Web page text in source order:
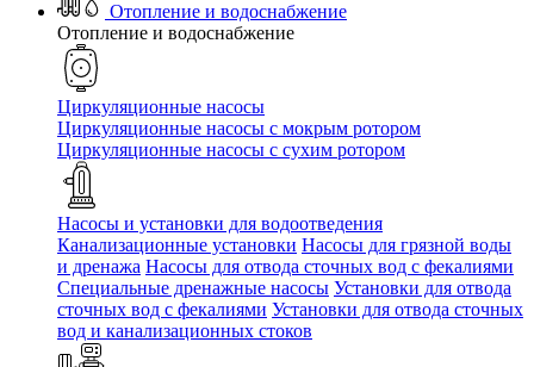
Отопление и водоснабжение
Отопление и водоснабжение
Циркуляционные насосы
Циркуляционные насосы с мокрым ротором
Циркуляционные насосы с сухим ротором
Насосы и установки для водоотведения
Канализационные установки Насосы для грязной воды
и дренажа Насосы для отвода сточных вод c фекалиями
Специальные дренажные насосы Установки для отвода
сточных вод c фекалиями Установки для отвода сточных
вод и канализационных стоков